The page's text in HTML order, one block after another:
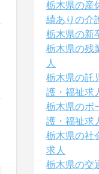
栃木県の産
績ありの介
栃木県の新
栃木県の残
人
栃木県の託
護・福祉求
栃木県のボ
護・福祉求
栃木県の社
求人
栃木県の交